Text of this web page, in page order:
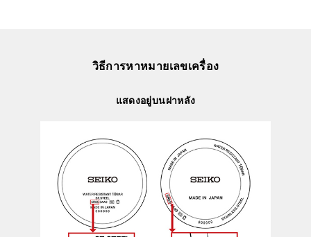
วิธีการหาหมายเลขเครื่อง
แสดงอยู่บนฝาหลัง